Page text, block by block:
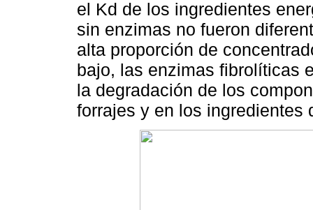
el Kd de los ingredientes
sin enzimas no fueron
alta proporción de
bajo, las enzimas fibrolíticas
la degradación de los
forrajes y en los